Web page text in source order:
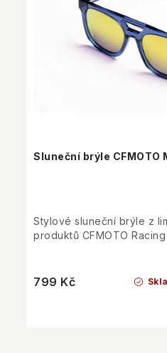
Sluneční brýle CFMOTO
799 Kč
Stylové sluneční brýle z
produktů CFMOTO